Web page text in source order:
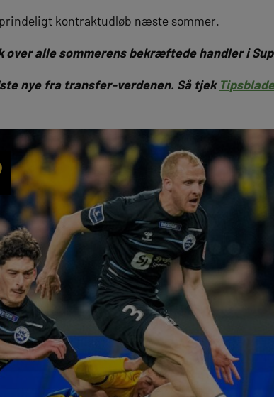
kontraktudløb næste sommer.
over alle sommerens bekræftede handler i
nye fra transfer-verdenen. Så tjek